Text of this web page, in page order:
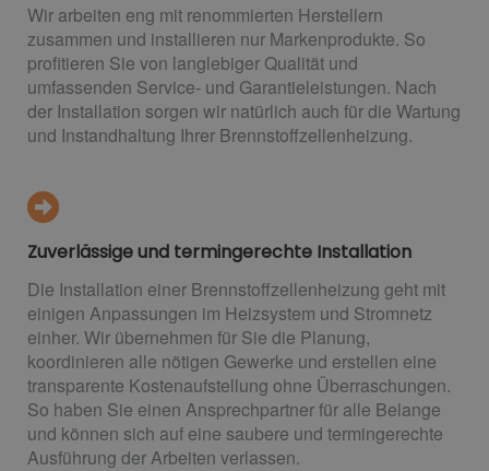
Wir arbeiten eng mit renommierten Herstellern
zusammen und installieren nur Markenprodukte. So
profitieren Sie von langlebiger Qualität und
umfassenden Service- und Garantieleistungen. Nach
der Installation sorgen wir natürlich auch für die Wartung
und Instandhaltung Ihrer Brennstoffzellenheizung.
Zuverlässige und termingerechte Installation
Die Installation einer Brennstoffzellenheizung geht mit
einigen Anpassungen im Heizsystem und Stromnetz
einher. Wir übernehmen für Sie die Planung,
koordinieren alle nötigen Gewerke und erstellen eine
transparente Kostenaufstellung ohne Überraschungen.
So haben Sie einen Ansprechpartner für alle Belange
und können sich auf eine saubere und termingerechte
Ausführung der Arbeiten verlassen.